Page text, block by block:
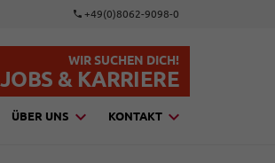
+49(0)8062-9098-0
WIR SUCHEN DICH!
JOBS & KARRIERE
ÜBER UNS KONTAKT